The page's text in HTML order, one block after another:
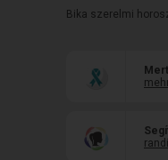
Bika szerelmi